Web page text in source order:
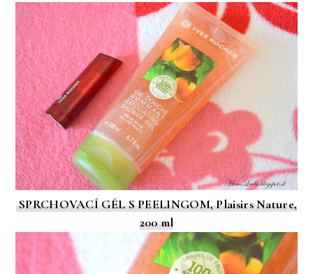
SPRCHOVACÍ GÉL S PEELINGOM, Plaisirs Nature,
200 ml